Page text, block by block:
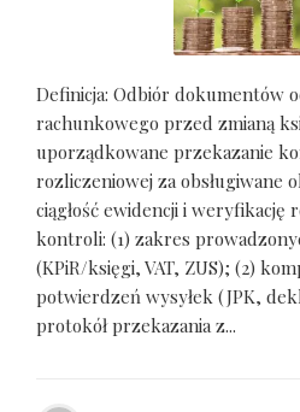
Definicja: Odbiór dokumentów
rachunkowego przed zmianą
uporządkowane przekazanie
rozliczeniowej za obsługiwane
ciągłość ewidencji i weryfikację
kontroli: (1) zakres
(KPiR/księgi, VAT, ZUS); (2)
potwierdzeń wysyłek (JPK,
protokół przekazania z...